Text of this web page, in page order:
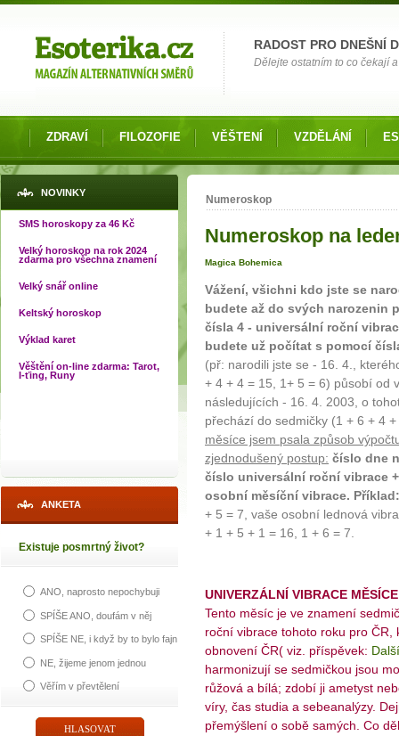
RADOST PRO DNEŠNÍ
Dělejte ostatním to co čekají
ZDRAVÍ FILOZOFIE VĚŠTENÍ VZDĚLÁNÍ
NOVINKY
SMS horoskopy za 46 Kč
Velký horoskop na rok 2024
zdarma pro všechna znamení
Velký snář online
Keltský horoskop
Výklad karet
Věštění on-line zdarma: Tarot,
I-ťing, Runy
ANKETA
Existuje posmrtný život?
ANO, naprosto nepochybuji
SPÍŠE ANO, doufám v něj
SPÍŠE NE, i když by to bylo fajn
NE, žijeme jenom jednou
Věřím v převtělení
Jste zde
Numeroskop
Numeroskop na
Magica Bohemica
Vážení, všichni kdo jste se
budete až do svých narozenin
čísla 4 - universální roční
budete už počítat s pomocí
(př: narodili jste se - 16. 4.,
+ 4 + 4 = 15, 1+ 5 = 6) působí od
následujících - 16. 4. 2003, o
přechází do sedmičky (1 + 6 + 4
měsíce jsem psala způsob
zjednodušený postup: číslo dne
číslo universální roční vibrace
osobní měsíční vibrace.
+ 5 = 7, vaše osobní lednová
+ 1 + 5 + 1 = 16, 1 + 6 = 7.
UNIVERZÁLNÍ VIBRACE
Tento měsíc je ve znamení
roční vibrace tohoto roku pro
obnovení ČR( viz. příspěvek:
harmonizují se sedmičkou jsou
růžová a bílá; zdobí ji ametyst
víry, čas studia a sebeanalýzy.
přemýšlení o sobě samých. Co